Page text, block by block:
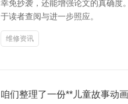
幸免抄袭，还能增强论文的真确度
于读者查阅与进一步照应。
维修资讯
咱们整理了一份**儿童故事动